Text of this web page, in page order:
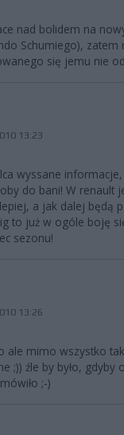
nad bolidem na
Schumiego), zatem
się jemu nie
13:23
wyssane
do bani! W renault
a jak dalej będą
to już w ogóle boję
sezonu!
13:26
ale mimo wszystko
;)) źle by było, gdyby
;-)